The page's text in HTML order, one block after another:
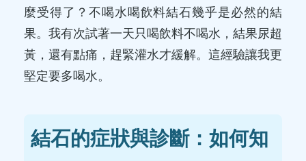
麼受得了？不喝水喝飲料結石幾乎是必然的結
果。我有次試著一天只喝飲料不喝水，結果尿超
黃，還有點痛，趕緊灌水才緩解。這經驗讓我更
堅定要多喝水。
結石的症狀與診斷：如何知